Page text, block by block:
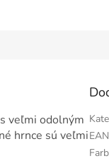
veľmi odolným
hrnce sú veľmiEAN